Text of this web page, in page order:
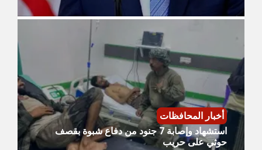
أخبار المحافظات
استشهاد وإصابة 7 جنود من دفاع شبوة بقصف
حوثي على حريب